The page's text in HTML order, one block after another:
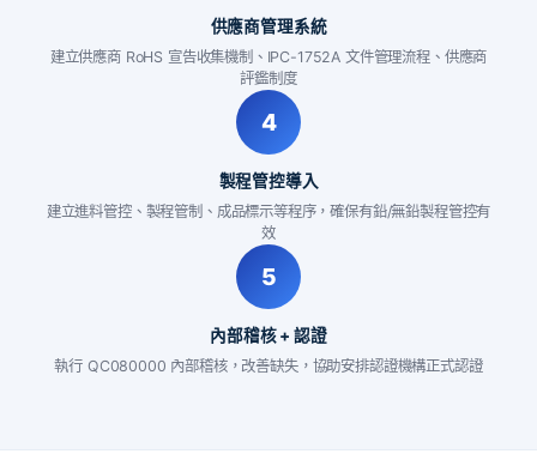
供應商管理系統
建立供應商 RoHS 宣告收集機制、IPC-1752A 文件管理流程、供應商
評鑑制度
4
製程管控導入
建立進料管控、製程管制、成品標示等程序，確保有鉛/無鉛製程管控有
效
5
內部稽核 + 認證
執行 QC080000 內部稽核，改善缺失，協助安排認證機構正式認證